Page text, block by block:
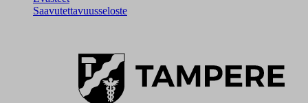
Saavutettavuusseloste